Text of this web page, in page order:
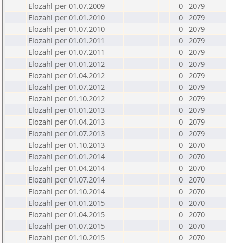
Elozahl per 01.07.2009
0 2079
Elozahl per 01.01.2010
0 2079
Elozahl per 01.07.2010
0 2079
Elozahl per 01.01.2011
0 2079
Elozahl per 01.07.2011
0 2079
Elozahl per 01.01.2012
0 2079
Elozahl per 01.04.2012
0 2079
Elozahl per 01.07.2012
0 2079
Elozahl per 01.10.2012
0 2079
Elozahl per 01.01.2013
0 2079
Elozahl per 01.04.2013
0 2079
Elozahl per 01.07.2013
0 2079
Elozahl per 01.10.2013
0 2070
Elozahl per 01.01.2014
0 2070
Elozahl per 01.04.2014
0 2070
Elozahl per 01.07.2014
0 2070
Elozahl per 01.10.2014
0 2070
Elozahl per 01.01.2015
0 2070
Elozahl per 01.04.2015
0 2070
Elozahl per 01.07.2015
0 2070
Elozahl per 01.10.2015
0 2070